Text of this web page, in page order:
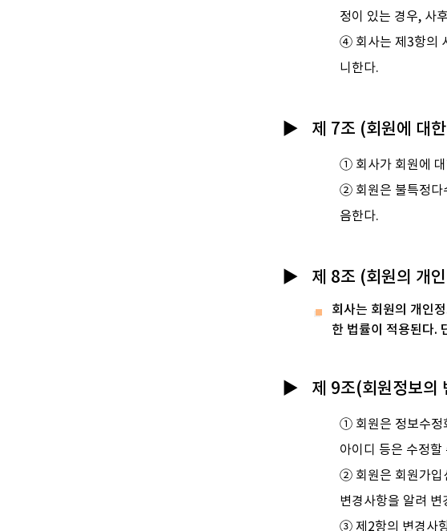
정이 있는 경우, 사
④ 회사는 제3항의
니한다.
제 7조 (회원에 대
① 회사가 회원에 대
② 회원은 불특정다
음한다.
제 8조 (회원의 개
회사는 회원의 개인
한 법률이 적용된다.
제 9조(회원정보의
① 회원은 정보수정
아이디 등은 수정할
② 회원은 회원가입
변경사항을 알려 변
③ 제2항의 변경사